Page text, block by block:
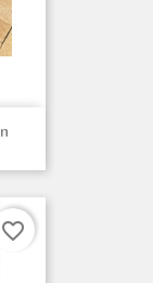
favorite_border